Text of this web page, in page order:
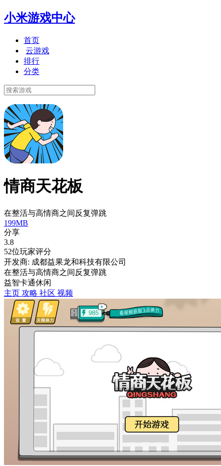
小米游戏中心
首页
云游戏
排行
分类
情商天花板
在整活与高情商之间反复弹跳
199MB
分享
3.8
52位玩家评分
开发商: 成都益果龙和科技有限公司
在整活与高情商之间反复弹跳
益智卡通休闲
主页 攻略 社区 视频